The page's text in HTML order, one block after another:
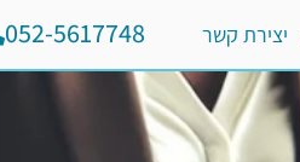
יצירת קשר 052-5617748